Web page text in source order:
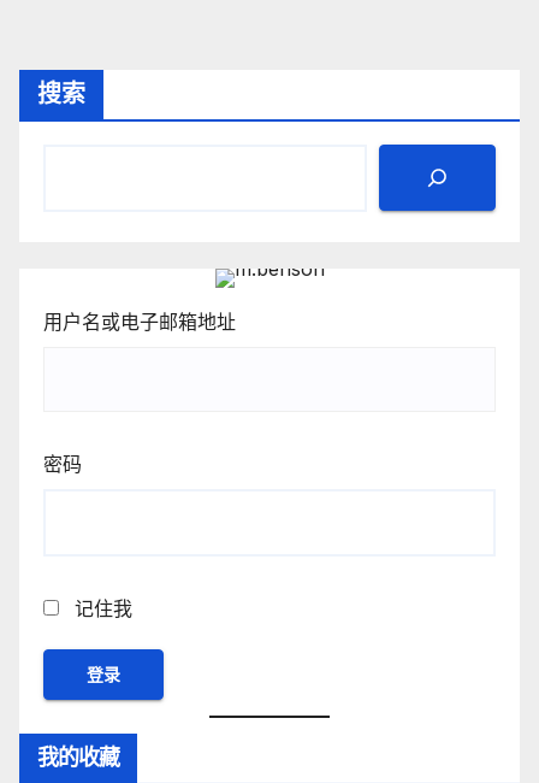
搜索
用户名或电子邮箱地址
密码
记住我
我的收藏